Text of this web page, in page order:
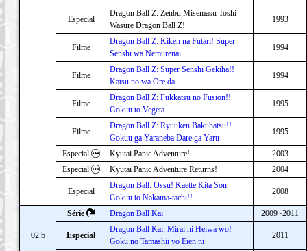
Especial
Dragon Ball Z: Zenbu Misemasu Toshi
Wasure Dragon Ball Z!
1993
Filme
Dragon Ball Z: Kiken na Futari! Super
Senshi wa Nemurenai
1994
Filme
Dragon Ball Z: Super Senshi Gekiha!!
Katsu no wa Ore da
1994
Filme
Dragon Ball Z: Fukkatsu no Fusion!!
Gokuu to Vegeta
1995
Filme
Dragon Ball Z: Ryuuken Bakuhatsu!!
Gokuu ga Yaraneba Dare ga Yaru
1995
Especial Kyutai Panic Adventure!
2003
Especial
Kyutai Panic Adventure Returns! 2004
Especial
Dragon Ball: Ossu! Kaette Kita Son
Gokuu to Nakama-tachi!!
2008
02.b
Série Dragon Ball Kai 2009~2011
Especial
Dragon Ball Kai: Mirai ni Heiwa wo!
Goku no Tamashii yo Eien ni
2011